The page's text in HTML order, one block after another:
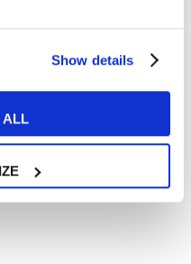
Show details
ALLsolo corsi online